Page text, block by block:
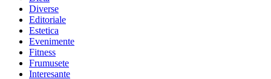
Diverse
Editoriale
Estetica
Evenimente
Fitness
Frumusete
Interesante